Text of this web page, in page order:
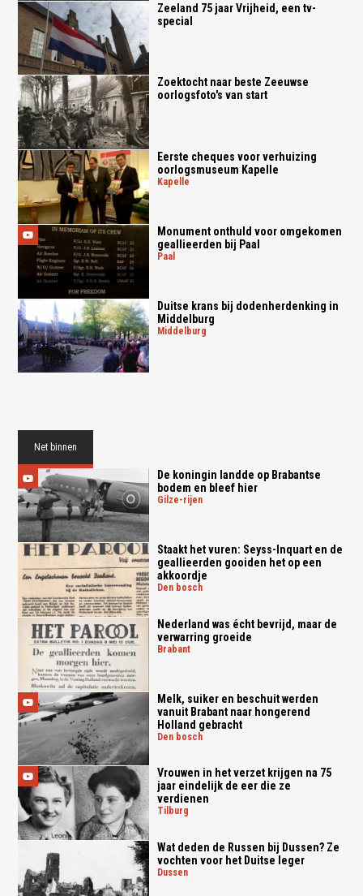
Zeeland 75 jaar Vrijheid, een tv-
special
Zoektocht naar beste Zeeuwse
oorlogsfoto's van start
Eerste cheques voor verhuizing
oorlogsmuseum Kapelle
kapelle
Monument onthuld voor omgekomen
geallieerden bij Paal
paal
Duitse krans bij dodenherdenking in
Middelburg
middelburg
Net binnen
De koningin landde op Brabantse
bodem en bleef hier
gilze-rijen
Staakt het vuren: Seyss-Inquart en de
geallieerden gooiden het op een
akkoordje
den bosch
Nederland was écht bevrijd, maar de
verwarring groeide
brabant
Melk, suiker en beschuit werden
vanuit Brabant naar hongerend
Holland gebracht
den bosch
Vrouwen in het verzet krijgen na 75
jaar eindelijk de eer die ze
verdienen
tilburg
Wat deden de Russen bij Dussen? Ze
vochten voor het Duitse leger
dussen